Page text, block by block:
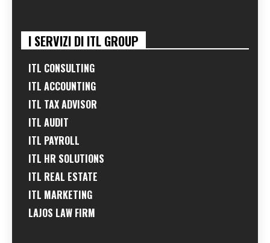
I SERVIZI DI ITL GROUP
ITL CONSULTING
ITL ACCOUNTING
ITL TAX ADVISOR
ITL AUDIT
ITL PAYROLL
ITL HR SOLUTIONS
ITL REAL ESTATE
ITL MARKETING
LAJOS LAW FIRM